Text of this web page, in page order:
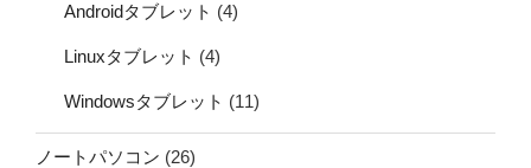
Androidタブレット (4)
Linuxタブレット (4)
Windowsタブレット (11)
ノートパソコン (26)